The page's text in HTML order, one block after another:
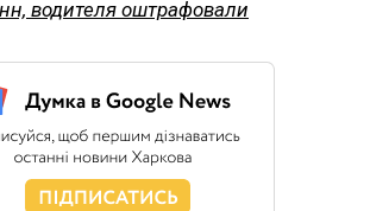
водителя оштрафовали